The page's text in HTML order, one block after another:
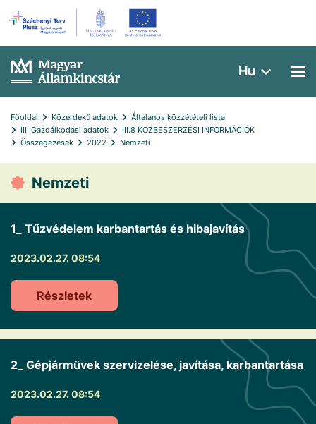
Hu
Főoldal Közérdekű adatok
Általános közzétételi lista
III. Gazdálkodási adatok
III.8 KÖZBESZERZÉSI INFORMÁCIÓK
Összegezések
2022 Nemzeti
Nemzeti
1_ Tűzvédelem karbantartás és hibajavítás
2023.02.27. 08:54
Részletek
2_ Gépjárművek szervizelése, javítása, karbantartása
2023.02.27. 08:54